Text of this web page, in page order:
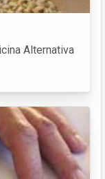
Alternativa